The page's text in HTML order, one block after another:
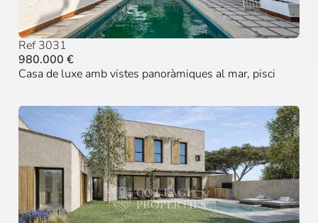
Ref 3031
980.000 €
Casa de luxe amb vistes panoràmiques al mar, pisci